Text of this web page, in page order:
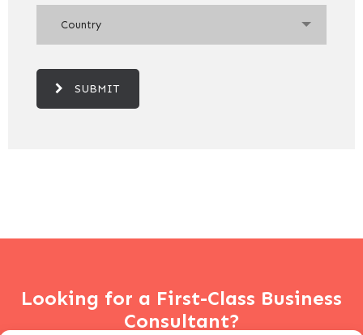
Country
SUBMIT
Looking for a First-Class Business
Consultant?